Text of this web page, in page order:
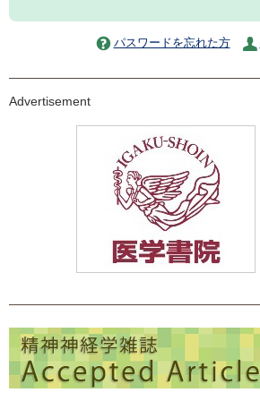
パスワードを忘れた方
Advertisement